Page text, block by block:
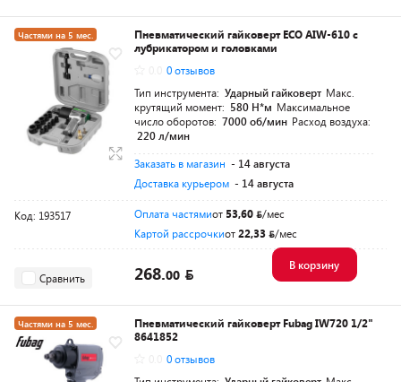
Частями на 5 мес.
Разумная цена
Пневматический гайковерт ECO AIW-610 с
лубрикатором и головками
0 отзывов
Тип инструмента: Ударный гайковерт Макс.
крутящий момент: 580 Н*м Максимальное
число оборотов: 7000 об/мин Расход воздуха:
220 л/мин
Заказать в магазин - 14 августа
Доставка курьером - 14 августа
Код: 193517 Оплата частямиот 53,60
/мес
Картой рассрочкиот22,33 /мес
Сравнить 268.00
В корзину
Частями на 5 мес.
Разумная цена
Пневматический гайковерт Fubag IW720 1/2"
8641852
0 отзывов